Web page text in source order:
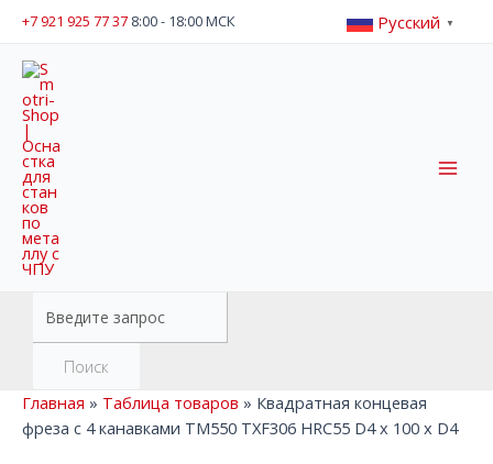
Перейти
содержимому
+7 921 925 77 37 8:00 - 18:00 МСК Русский ▼
товаров
Поиск
Главная » Таблица товаров » Квадратная концевая
фреза с 4 канавками TM550 TXF306 HRC55 D4 x 100 x D4